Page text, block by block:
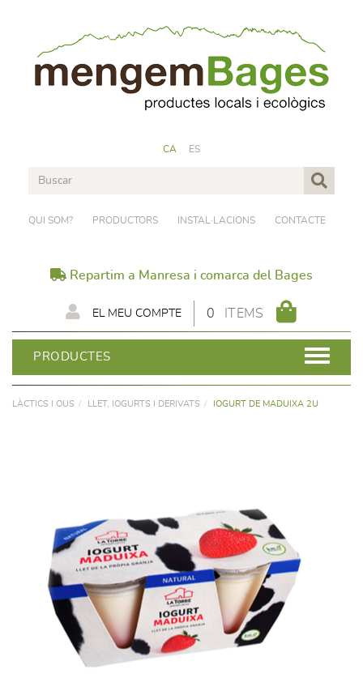
CA ES
QUI SOM? PRODUCTORS INSTAL·LACIONS CONTACTE
Repartim a Manresa i comarca del Bages
0 ITEMS
EL MEU COMPTE
PRODUCTES
LÀCTICS I OUS LLET, IOGURTS I DERIVATS IOGURT DE MADUIXA 2U